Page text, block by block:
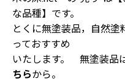
な品種】です。
とくに無塗装品，自然
っておすすめ
いたします。 無塗装品
ちらから。